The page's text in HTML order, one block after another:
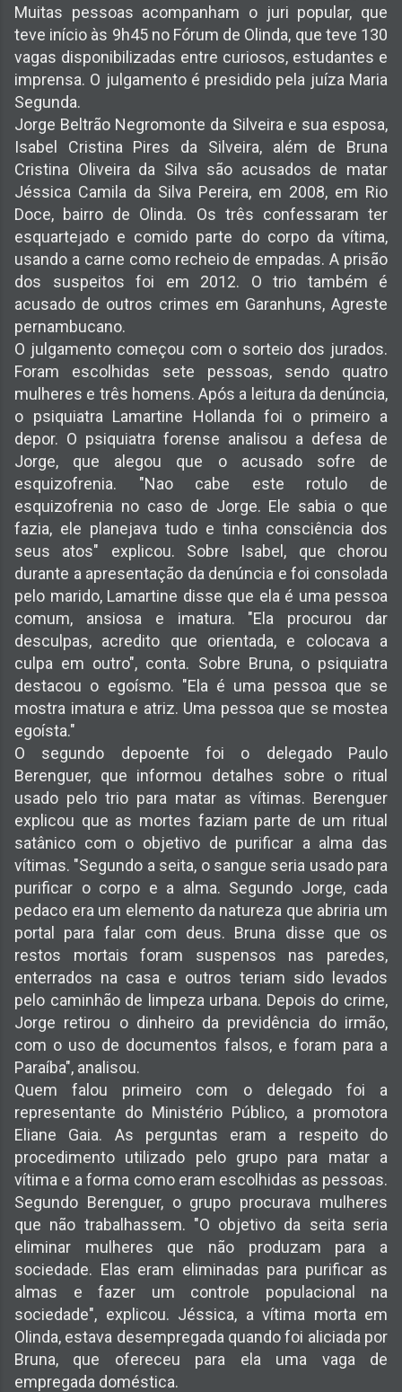
Muitas pessoas acompanham o juri popular, que
teve início às 9h45 no Fórum de Olinda, que teve 130
vagas disponibilizadas entre curiosos, estudantes e
imprensa. O julgamento é presidido pela juíza Maria
Segunda.
Jorge Beltrão Negromonte da Silveira e sua esposa,
Isabel Cristina Pires da Silveira, além de Bruna
Cristina Oliveira da Silva são acusados de matar
Jéssica Camila da Silva Pereira, em 2008, em Rio
Doce, bairro de Olinda. Os três confessaram ter
esquartejado e comido parte do corpo da vítima,
usando a carne como recheio de empadas. A prisão
dos suspeitos foi em 2012. O trio também é
acusado de outros crimes em Garanhuns, Agreste
pernambucano.
O julgamento começou com o sorteio dos jurados.
Foram escolhidas sete pessoas, sendo quatro
mulheres e três homens. Após a leitura da denúncia,
o psiquiatra Lamartine Hollanda foi o primeiro a
depor. O psiquiatra forense analisou a defesa de
Jorge, que alegou que o acusado sofre de
esquizofrenia. "Nao cabe este rotulo de
esquizofrenia no caso de Jorge. Ele sabia o que
fazia, ele planejava tudo e tinha consciência dos
seus atos" explicou. Sobre Isabel, que chorou
durante a apresentação da denúncia e foi consolada
pelo marido, Lamartine disse que ela é uma pessoa
comum, ansiosa e imatura. "Ela procurou dar
desculpas, acredito que orientada, e colocava a
culpa em outro", conta. Sobre Bruna, o psiquiatra
destacou o egoísmo. "Ela é uma pessoa que se
mostra imatura e atriz. Uma pessoa que se mostea
egoísta."
O segundo depoente foi o delegado Paulo
Berenguer, que informou detalhes sobre o ritual
usado pelo trio para matar as vítimas. Berenguer
explicou que as mortes faziam parte de um ritual
satânico com o objetivo de purificar a alma das
vítimas. "Segundo a seita, o sangue seria usado para
purificar o corpo e a alma. Segundo Jorge, cada
pedaco era um elemento da natureza que abriria um
portal para falar com deus. Bruna disse que os
restos mortais foram suspensos nas paredes,
enterrados na casa e outros teriam sido levados
pelo caminhão de limpeza urbana. Depois do crime,
Jorge retirou o dinheiro da previdência do irmão,
com o uso de documentos falsos, e foram para a
Paraíba", analisou.
Quem falou primeiro com o delegado foi a
representante do Ministério Público, a promotora
Eliane Gaia. As perguntas eram a respeito do
procedimento utilizado pelo grupo para matar a
vítima e a forma como eram escolhidas as pessoas.
Segundo Berenguer, o grupo procurava mulheres
que não trabalhassem. "O objetivo da seita seria
eliminar mulheres que não produzam para a
sociedade. Elas eram eliminadas para purificar as
almas e fazer um controle populacional na
sociedade", explicou. Jéssica, a vítima morta em
Olinda, estava desempregada quando foi aliciada por
Bruna, que ofereceu para ela uma vaga de
empregada doméstica.